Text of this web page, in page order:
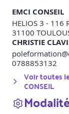
EMCI CONSEIL
HELIOS 3 - 116
31100
CHRISTIE
0788853132
Voir toutes
CONSEIL